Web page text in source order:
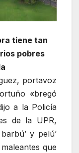
tiene tan
pobres
portavoz
«bregó
a la Policía
de la UPR,
y pelú’
que